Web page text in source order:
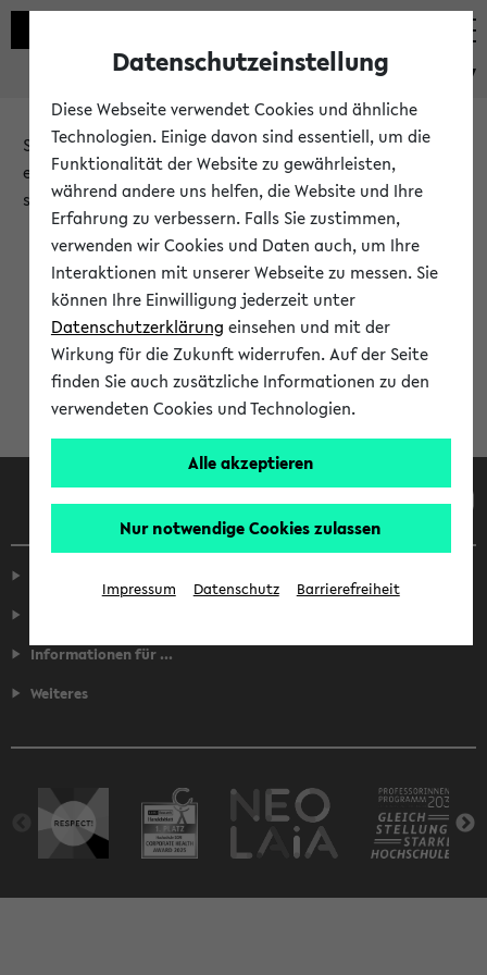
eKVV
Sie möchten auf eine eKVV Funktion zugreifen, die Ihnen
erst nach einer Anmeldung am System zur Verfügung
steht.
Bitte melden Sie sich an:
Anmeldung am eKVV
Informationen für ...
Weiteres
Datenschutzeinstellung
Diese Webseite verwendet Cookies und ähnliche
Technologien. Einige davon sind essentiell, um die
Funktionalität der Website zu gewährleisten,
während andere uns helfen, die Website und Ihre
Erfahrung zu verbessern. Falls Sie zustimmen,
verwenden wir Cookies und Daten auch, um Ihre
Interaktionen mit unserer Webseite zu messen. Sie
können Ihre Einwilligung jederzeit unter
Datenschutzerklärung einsehen und mit der
Wirkung für die Zukunft widerrufen. Auf der Seite
finden Sie auch zusätzliche Informationen zu den
verwendeten Cookies und Technologien.
Alle akzeptieren
Nur notwendige Cookies zulassen
Impressum Datenschutz Barrierefreiheit